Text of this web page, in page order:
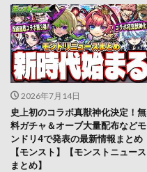
2026年7月14日
史上初のコラボ真獣神化決定！無
料ガチャ＆オーブ大量配布などモ
ンドリ4で発表の最新情報まとめ
【モンスト】【モンストニュース
まとめ】